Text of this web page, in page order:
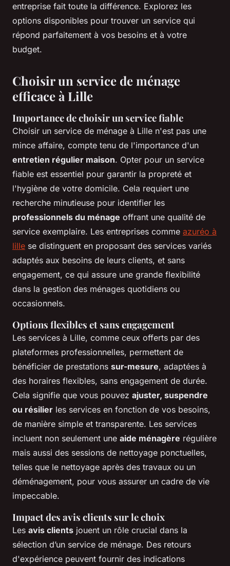
entreprise fait toute la différence. Explorez les
options disponibles pour trouver un service qui
répond parfaitement à vos besoins et à votre
budget.
Choisir un service de ménage
efficace à Lille
Importance de choisir un service fiable
Choisir un service de ménage à Lille n'est pas une
mince affaire, compte tenu de l'importance d'un
entretien régulier maison. Opter pour un service
fiable est essentiel pour garantir la propreté et
l'hygiène de votre domicile. Cela requiert une
recherche minutieuse pour identifier les
professionnels du ménage offrant une qualité de
service exemplaire. Les entreprises comme azuréo à
lille se distinguent en proposant des services variés
adaptés aux besoins de leurs clients, et sans
engagement, ce qui assure une grande flexibilité
dans la gestion des ménages quotidiens ou
occasionnels.
Options flexibles et sans engagement
Les services à Lille, comme ceux offerts par des
plateformes professionnelles, permettent de
bénéficier de prestations sur-mesure, adaptées à
des horaires flexibles, sans engagement de durée.
Cela signifie que vous pouvez ajuster, suspendre
ou résilier les services en fonction de vos besoins,
de manière simple et transparente. Les services
incluent non seulement une aide ménagère régulière
mais aussi des sessions de nettoyage ponctuelles,
telles que le nettoyage après des travaux ou un
déménagement, pour vous assurer un cadre de vie
impeccable.
Impact des avis clients sur le choix
Les avis clients jouent un rôle crucial dans la
sélection d’un service de ménage. Des retours
d'expérience peuvent fournir des indications